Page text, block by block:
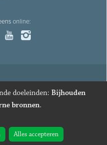
online:
Koen
· Cookies wijzigen
Zenjoy in Leuven
doeleinden: Bijhouden
bronnen.
Alles accepteren